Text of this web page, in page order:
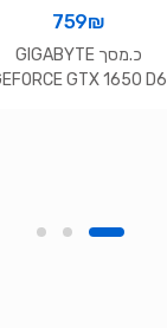
759₪
כ.מסך GIGABYTE
GTX 1650 D6